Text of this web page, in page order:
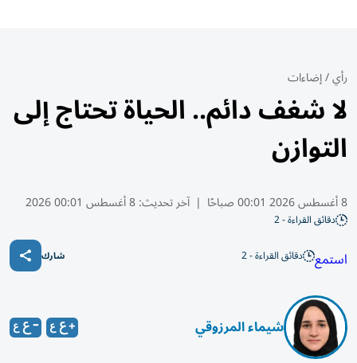
رأي/إضاءات
لا شغف دائم.. الحياة تحتاج إلى
التوازن
8 أغسطس 2026 00:01 صباحًا | آخر تحديث:8 أغسطس 00:01 2026
دقائق القراءة - 2
استمع دقائق القراءة - 2 شارك
شيماء المرزوقي